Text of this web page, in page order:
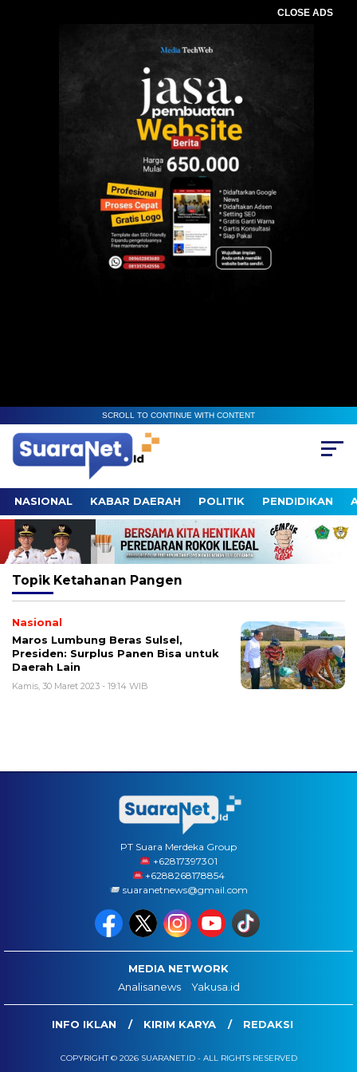
CLOSE ADS
SCROLL TO CONTINUE WITH CONTENT
NASIONAL KABAR DAERAH POLITIK PENDIDIKAN
Topik Ketahanan Pangen
Nasional
Maros Lumbung Beras Sulsel,
Presiden: Surplus Panen Bisa untuk
Daerah Lain
Kamis, 30 Maret 2023 - 19:14 WIB
PT Suara Merdeka Group
‪+62817397301
+6288268178854
suaranetnews@gmail.com
MEDIA NETWORK
Analisanews
Yakusa.id
INFO IKLAN KIRIM KARYA REDAKSI
COPYRIGHT © 2026 SUARANET.ID - ALL RIGHTS RESERVED